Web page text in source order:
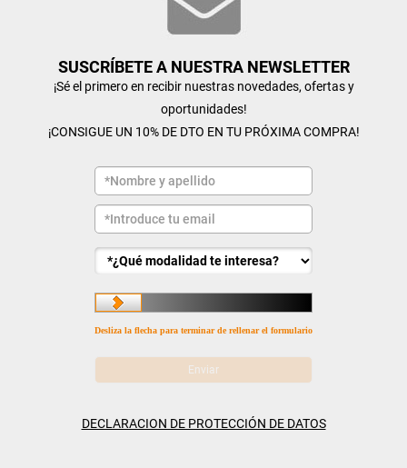
SUSCRÍBETE A NUESTRA NEWSLETTER
¡Sé el primero en recibir nuestras novedades, ofertas y
oportunidades!
¡CONSIGUE UN 10% DE DTO EN TU PRÓXIMA COMPRA!
Desliza la flecha para terminar de rellenar el formulario
DECLARACION DE PROTECCIÓN DE DATOS